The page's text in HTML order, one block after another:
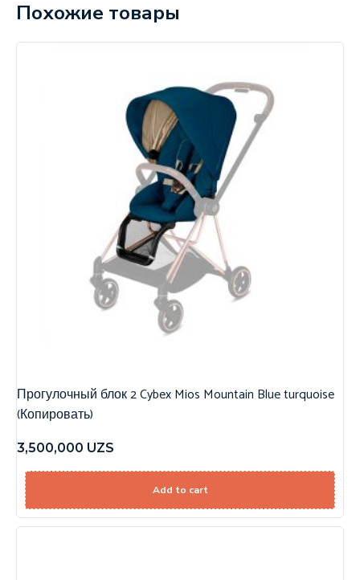
Похожие товары
Прогулочный блок 2 Cybex Mios Mountain Blue turquoise
(Копировать)
3,500,000 UZS
Add to cart